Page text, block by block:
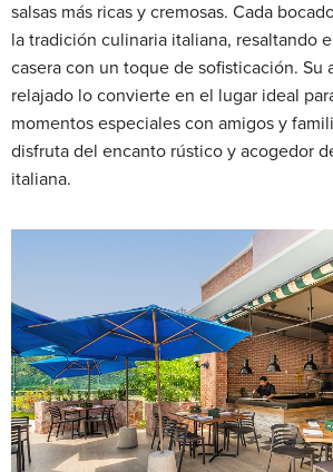
salsas más ricas y cremosas. Cada
la tradición culinaria italiana, resaltando
casera con un toque de sofisticación. Su
relajado lo convierte en el lugar ideal
momentos especiales con amigos y
disfruta del encanto rústico y acogedor
italiana.